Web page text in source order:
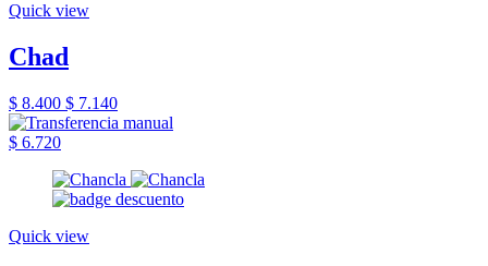
Quick view
Chad
$ 8.400 $ 7.140
$ 6.720
Quick view